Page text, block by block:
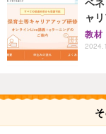
ベ
ャ
教材